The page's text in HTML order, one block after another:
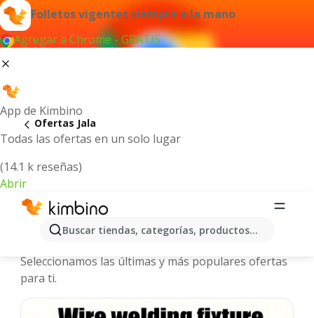
Folletos vigentes siempre a la mano
Agregar a Chrome - GRATIS
App de Kimbino
Todas las ofertas en un solo lugar
(14.1 k reseñas)
Abrir
Buscar tiendas, categorías, productos...
Ofertas Jala
Jala - Folletos y ofertas más
Seleccionamos las últimas y más populares ofertas
para ti.